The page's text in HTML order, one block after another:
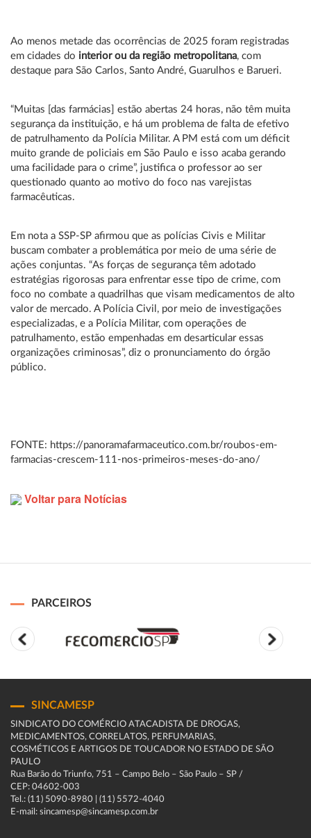
Ao menos metade das ocorrências de 2025 foram registradas
em cidades do interior ou da região metropolitana, com
destaque para São Carlos, Santo André, Guarulhos e Barueri.
“Muitas [das farmácias] estão abertas 24 horas, não têm muita
segurança da instituição, e há um problema de falta de efetivo
de patrulhamento da Polícia Militar. A PM está com um déficit
muito grande de policiais em São Paulo e isso acaba gerando
uma facilidade para o crime”, justifica o professor ao ser
questionado quanto ao motivo do foco nas varejistas
farmacêuticas.
Em nota a SSP-SP afirmou que as polícias Civis e Militar
buscam combater a problemática por meio de uma série de
ações conjuntas. “As forças de segurança têm adotado
estratégias rigorosas para enfrentar esse tipo de crime, com
foco no combate a quadrilhas que visam medicamentos de alto
valor de mercado. A Polícia Civil, por meio de investigações
especializadas, e a Polícia Militar, com operações de
patrulhamento, estão empenhadas em desarticular essas
organizações criminosas”, diz o pronunciamento do órgão
público.
FONTE: https://panoramafarmaceutico.com.br/roubos-em-
farmacias-crescem-111-nos-primeiros-meses-do-ano/
Voltar para Notícias
PARCEIROS
SINCAMESP
SINDICATO DO COMÉRCIO ATACADISTA DE DROGAS,
MEDICAMENTOS, CORRELATOS, PERFUMARIAS,
COSMÉTICOS E ARTIGOS DE TOUCADOR NO ESTADO DE SÃO
PAULO
Rua Barão do Triunfo, 751 – Campo Belo – São Paulo – SP /
CEP: 04602-003
Tel.: (11) 5090-8980 | (11) 5572-4040
E-mail: sincamesp@sincamesp.com.br